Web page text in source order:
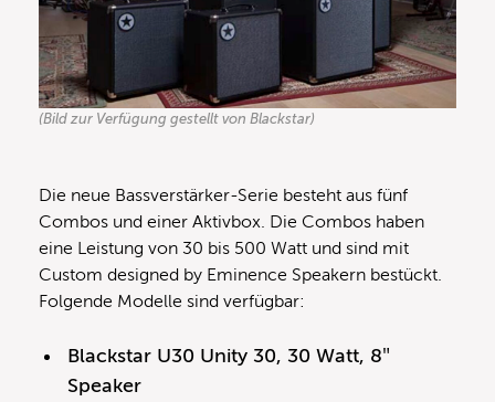
(Bild zur Verfügung gestellt von Blackstar)
Die neue Bassverstärker-Serie besteht aus fünf
Combos und einer Aktivbox. Die Combos haben
eine Leistung von 30 bis 500 Watt und sind mit
Custom designed by Eminence Speakern bestückt.
Folgende Modelle sind verfügbar:
Blackstar U30 Unity 30, 30 Watt, 8″
Speaker